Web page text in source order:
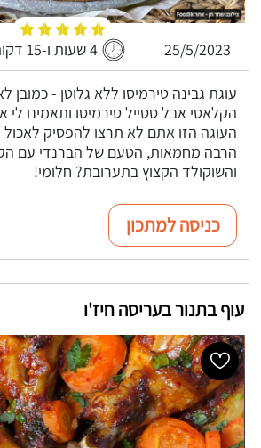
25/5/2023 4 שעות ו-15 דקות
עוגת גבינה טירמיסו ללא גלוטן - כמובן
הקלאסי אבל סטייל טירמיסו ותאמינו לי
העוגה הזו אתם לא תרצו להפסיק
הרבה מחמאות, הטעם של הברנדי עם
והשוקולד הקצוץ בתערובת? חלומי!
כניסה למתכון
עוף בתנור בעריסה חיז'ו